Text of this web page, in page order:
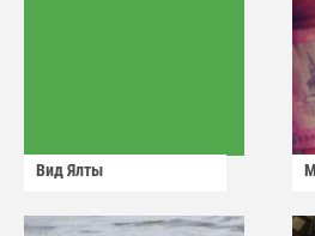
Вид Ялты